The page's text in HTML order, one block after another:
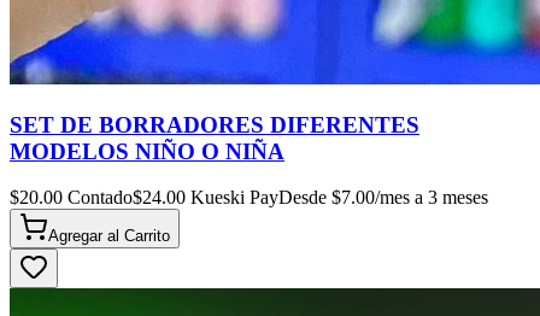
SET DE BORRADORES DIFERENTES
MODELOS NIÑO O NIÑA
$20.00 Contado$24.00 Kueski PayDesde $7.00/mes a 3 meses
Agregar al Carrito